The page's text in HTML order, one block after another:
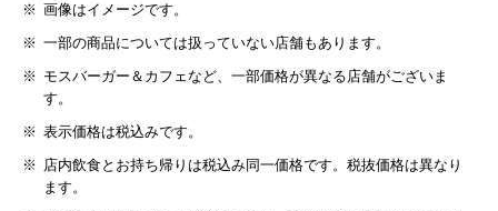
画像はイメージです。
一部の商品については扱っていない店舗もあります。
モスバーガー＆カフェなど、一部価格が異なる店舗がございま
す。
表示価格は税込みです。
店内飲食とお持ち帰りは税込み同一価格です。税抜価格は異なり
ます。